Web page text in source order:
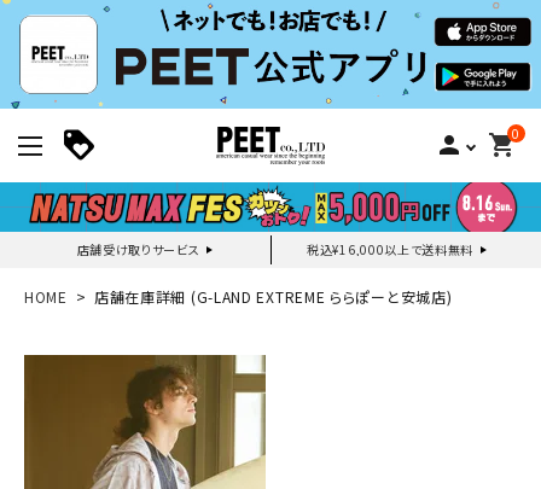
person 0
shopping_cart
店舗受け取りサービス 税込¥16,000以上で送料無料
新規会員登録｜ログイン
ご利用ガイド
HOME 店舗在庫詳細 (G-LAND EXTREME ららぽーと安城店)